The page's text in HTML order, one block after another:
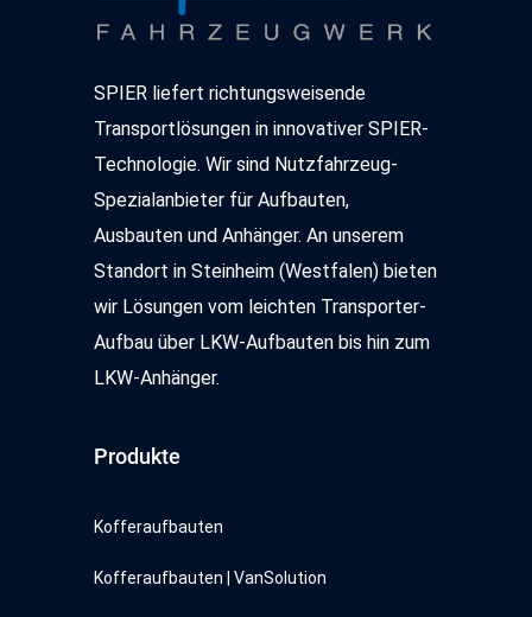
SPIER liefert richtungsweisende
Transportlösungen in innovativer SPIER-
Technologie. Wir sind Nutzfahrzeug-
Spezialanbieter für Aufbauten,
Ausbauten und Anhänger. An unserem
Standort in Steinheim (Westfalen) bieten
wir Lösungen vom leichten Transporter-
Aufbau über LKW-Aufbauten bis hin zum
LKW-Anhänger.
Produkte
Kofferaufbauten
Kofferaufbauten | VanSolution